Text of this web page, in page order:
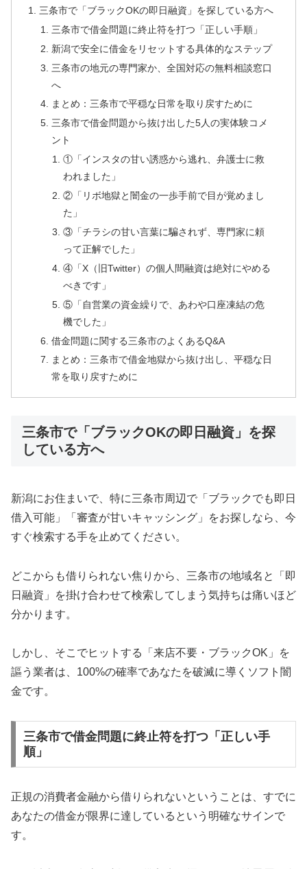
三条市で「ブラックOKの即日融資」を探している方へ
三条市で借金問題に終止符を打つ「正しい手順」
新潟で安全に借金をリセットする具体的なステップ
三条市の地元の専門家か、全国対応の無料相談窓口
へ
まとめ：三条市で平穏な日常を取り戻すために
三条市で借金問題から抜け出した5人の実体験コメ
ント
①「インスタの甘い誘惑から逃れ、弁護士に救
われました」
②「リボ地獄と闇金の一歩手前で目が覚めまし
た」
③「チラシの甘い言葉に騙されず、専門家に頼
って正解でした」
④「X（旧Twitter）の個人間融資は絶対にやめる
べきです」
⑤「自営業の資金繰りで、あわや口座凍結の危
機でした」
借金問題に関する三条市のよくあるQ&A
まとめ：三条市で借金地獄から抜け出し、平穏な日
常を取り戻すために
三条市で「ブラックOKの即日融資」を探
している方へ
新潟にお住まいで、特に三条市周辺で「ブラックでも即日
借入可能」「審査が甘いキャッシング」をお探しなら、今
すぐ検索する手を止めてください。
どこからも借りられない焦りから、三条市の地域名と「即
日融資」を掛け合わせて検索してしまう気持ちは痛いほど
分かります。
しかし、そこでヒットする「来店不要・ブラックOK」を
謳う業者は、100%の確率であなたを破滅に導くソフト闇
金です。
三条市で借金問題に終止符を打つ「正しい手
順」
正規の消費者金融から借りられないということは、すでに
あなたの借金が限界に達しているという明確なサインで
す。